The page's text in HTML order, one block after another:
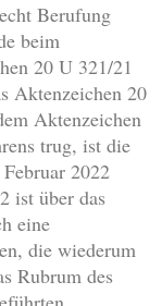
Berufung
beim
20 U 321/21
Aktenzeichen 20
Aktenzeichen
trug, ist die
2022
ist über das
eine
die wiederum
Rubrum des